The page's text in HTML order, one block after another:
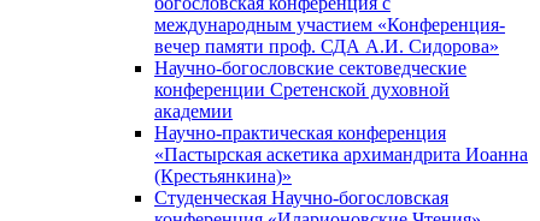
международным участием «Конференция-
вечер памяти проф. СДА А.И. Сидорова»
Научно-богословские сектоведческие
конференции Сретенской духовной
академии
Научно-практическая конференция
«Пастырская аскетика архимандрита Иоанна
(Крестьянкина)»
Студенческая Научно-богословская